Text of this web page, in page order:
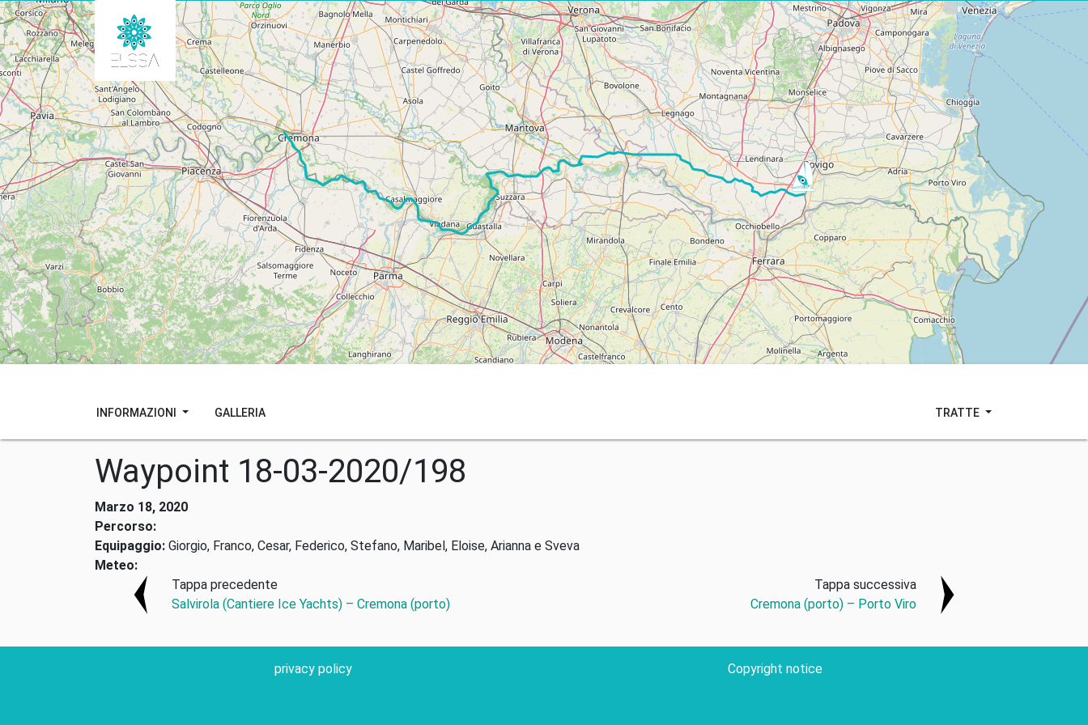
INFORMAZIONI GALLERIA TRATTE
Waypoint 18-03-2020/198
Marzo 18, 2020
Percorso:
Equipaggio: Giorgio, Franco, Cesar, Federico, Stefano, Maribel, Eloise, Arianna e Sveva
Meteo:
Tappa precedente
Salvirola (Cantiere Ice Yachts) – Cremona (porto)
Tappa successiva
Cremona (porto) – Porto Viro
privacy policy Copyright notice